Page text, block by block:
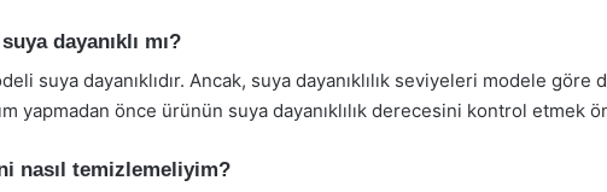
dayanıklı mı?
suya dayanıklıdır. Ancak, suya dayanıklılık seviyeleri modele göre
yapmadan önce ürünün suya dayanıklılık derecesini kontrol etmek
nasıl temizlemeliyim?